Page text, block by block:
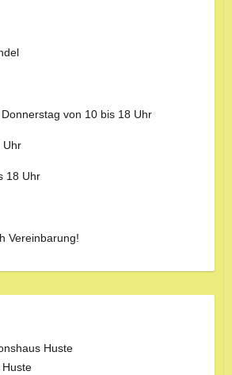
von 10 bis 18 Uhr
Uhr
18 Uhr
Vereinbarung!
Huste